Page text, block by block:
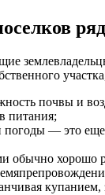
почвы и
питания;
погоды — это еще
обычно хорошо